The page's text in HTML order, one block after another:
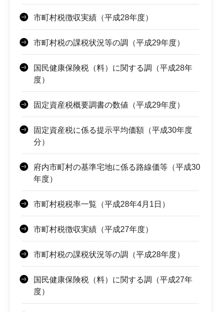
市町村税徴収実績（平成28年度）
市町村税の課税状況等の調（平成29年度）
国民健康保険税（料）に関する調（平成28年
度）
固定資産税概要調書の数値（平成29年度）
固定資産税に係る提示平均価額（平成30年度
分）
府内市町村の基準宅地に係る路線価等（平成30
年度）
市町村税税率一覧（平成28年4月1日）
市町村税徴収実績（平成27年度）
市町村税の課税状況等の調（平成28年度）
国民健康保険税（料）に関する調（平成27年
度）